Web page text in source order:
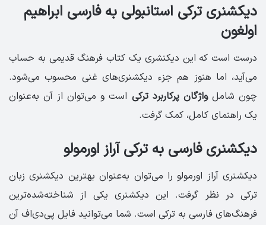
دیکشنری ترکی استانبولی به فارسی ابراهیم
اولغون
درست است که این دیکنشری یک کتاب فرهنگ قدیمی به حساب
می‌آید، اما هنوز هم جزء دیکشنری‌های غنی محسوب می‌شود.
چون شاملواژگان پرکاربرد ترکی است و می‌توان از آن به‌عنوان
یک راهنمای کامل، کمک گرفت.
دیکشنری فارسی به ترکی آراز اورمولو
دیکشنری آراز اورمولو را می‌توان به‌عنوان بهترین دیکشنری زبان
ترکی در نظر گرفت. این دیکشنری یکی از شناخته‌شده‌ترین
فرهنگ‌های فارسی به ترکی‌ است. شما می‌توانید فایل پی‌دی‌اف آن